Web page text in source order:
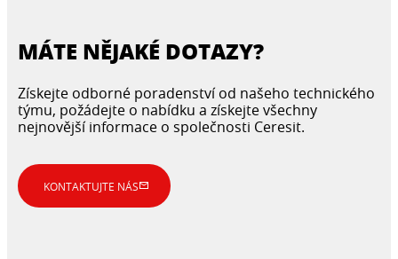
MÁTE NĚJAKÉ DOTAZY?
Získejte odborné poradenství od našeho technického
týmu, požádejte o nabídku a získejte všechny
nejnovější informace o společnosti Ceresit.
KONTAKTUJTE NÁS